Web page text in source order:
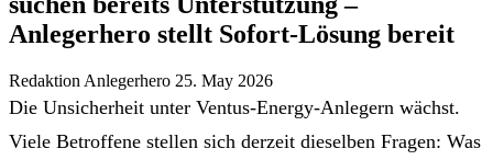
Anlegerhero stellt Sofort-Lösung bereit
Redaktion Anlegerhero 25. May 2026
Die Unsicherheit unter Ventus-Energy-Anlegern wächst.
Viele Betroffene stellen sich derzeit dieselben Fragen: Was